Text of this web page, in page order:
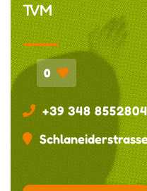
TVM
0
+39 348 8552804